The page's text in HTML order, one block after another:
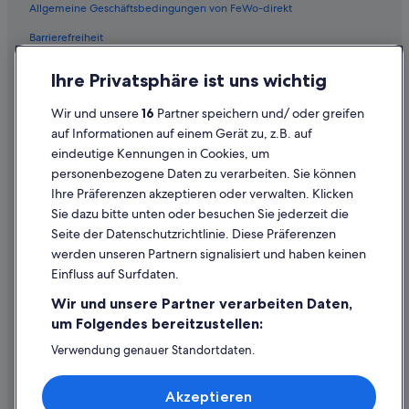
Luxus in Downtown Los Angeles
Fairmont Hotels in Los Angeles
Hotels mit Yoga in Downtown Los Angeles
Hotels nahe Crypto.com Arena
Hausboote in Los Angeles
Hotels mit Suiten in Los Angeles
Villen in Los Angeles
Hotels mit Yoga in Los Angeles
Allgemeine Geschäftsbedingungen von FeWo-direkt
Barrierefreiheit
Inhaltsrichtlinien und Melden von Inhalten
Hilfe
Hilfe
Flug stornieren
Rückerstattungsdauer
Expedia-Gutschein einlösen
Internationale Reisedokumente
Ihre Privatsphäre ist uns wichtig
Wir und unsere16 Partner speichern und/ oder greifen
auf Informationen auf einem Gerät zu, z.B. auf
eindeutige Kennungen in Cookies, um
personenbezogene Daten zu verarbeiten. Sie können
Ihre Präferenzen akzeptieren oder verwalten. Klicken
Sie dazu bitte unten oder besuchen Sie jederzeit die
Seite der Datenschutzrichtlinie. Diese Präferenzen
werden unseren Partnern signalisiert und haben keinen
Einfluss auf Surfdaten.
Wir und unsere Partner verarbeiten Daten,
um Folgendes bereitzustellen:
Verwendung genauer Standortdaten.
Speichern von oder Zugriff auf Informationen auf einem
Endgerät. Personalisierte Werbung und Inhalte, Messung
Akzeptieren